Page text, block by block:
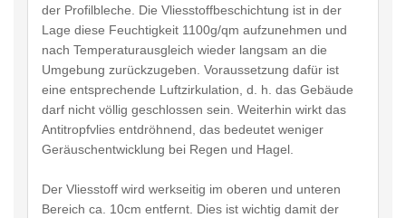
der Profilbleche. Die Vliesstoffbeschichtung ist in der
Lage diese Feuchtigkeit 1100g/qm aufzunehmen und
nach Temperaturausgleich wieder langsam an die
Umgebung zurückzugeben. Voraussetzung dafür ist
eine entsprechende Luftzirkulation, d. h. das Gebäude
darf nicht völlig geschlossen sein. Weiterhin wirkt das
Antitropfvlies entdröhnend, das bedeutet weniger
Geräuschentwicklung bei Regen und Hagel.
Der Vliesstoff wird werkseitig im oberen und unteren
Bereich ca. 10cm entfernt. Dies ist wichtig damit der